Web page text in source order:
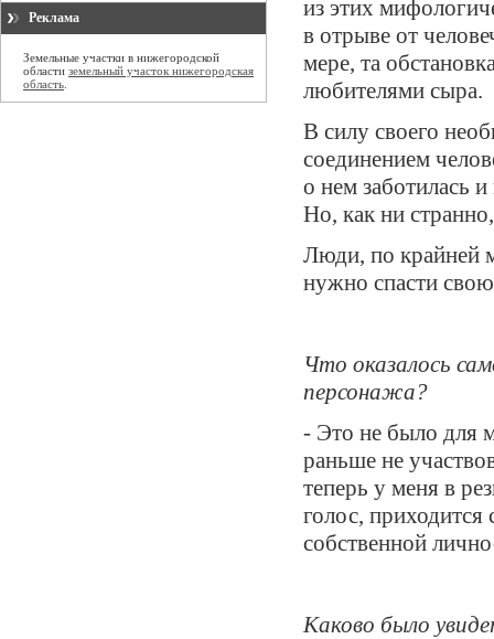
Реклама
Земельные участки в нижегородской
области земельный участок нижегородская
область
из этих
в отрыве от
мере, та
любителями сыра.
В силу своего
соединением
о нем заботилась
Но, как ни
Люди, по крайней
нужно спасти
Что оказалось
персонажа?
- Это не было для
раньше не
теперь у меня в
голос, приходится
собственной
Каково было